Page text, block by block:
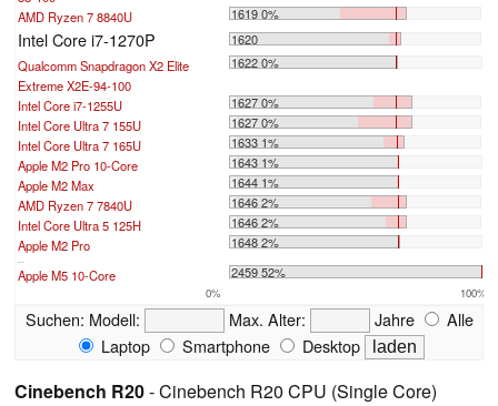
AMD Ryzen 7 8840U 1619 0%
Intel Core i7-1270P
1620
Qualcomm Snapdragon X2 Elite
Extreme X2E-94-100
1622 0%
Intel Core i7-1255U
1627 0%
Intel Core Ultra 7 155U
1627 0%
Intel Core Ultra 7 165U
1633 1%
Apple M2 Pro 10-Core
1643 1%
Apple M2 Max
1644 1%
AMD Ryzen 7 7840U
1646 2%
Intel Core Ultra 5 125H
1646 2%
Apple M2 Pro
1648 2%
...
Apple M5 10-Core 2459 52%
0% 100%
Suchen: Modell: Max. Alter: Jahre
Alle
Laptop
Smartphone Desktop
Cinebench R20- Cinebench R20 CPU (Single Core)